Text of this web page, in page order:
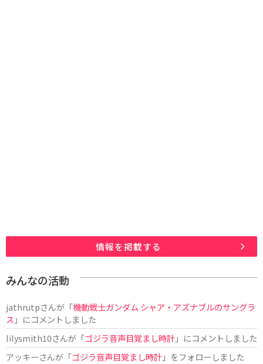
情報を掲載する
みんなの活動
jathrutpさんが「機動戦士ガンダム シャア・アズナブルのサングラ
ス 」にコメントしました
lilysmith10さんが「ゴジラ音声目覚まし時計」にコメントしました
アッキーさんが「ゴジラ音声目覚まし時計」をフォローしました